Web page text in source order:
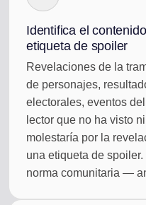
Identifica el
etiqueta de spoiler
Revelaciones de la
de personajes,
electorales, eventos
lector que no ha visto
molestaría por la
una etiqueta de
norma comunitaria —